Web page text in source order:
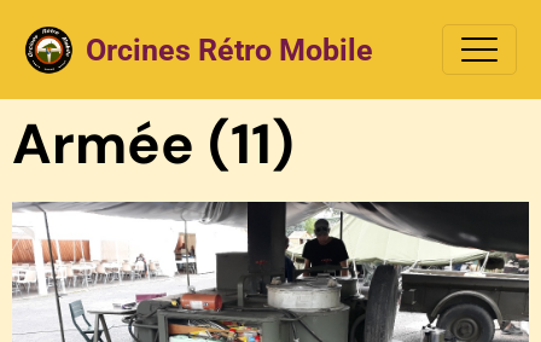
Orcines Rétro Mobile
Armée (11)